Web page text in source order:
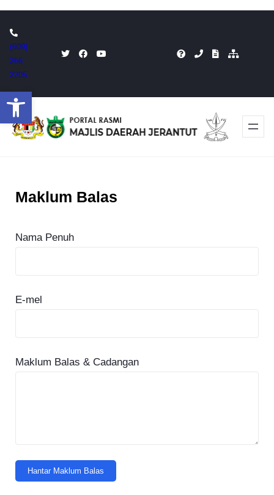
Open toolbar
to
content
(609)
266
2205
Maklum Balas
Nama Penuh
E-mel
Maklum Balas & Cadangan
Hantar Maklum Balas